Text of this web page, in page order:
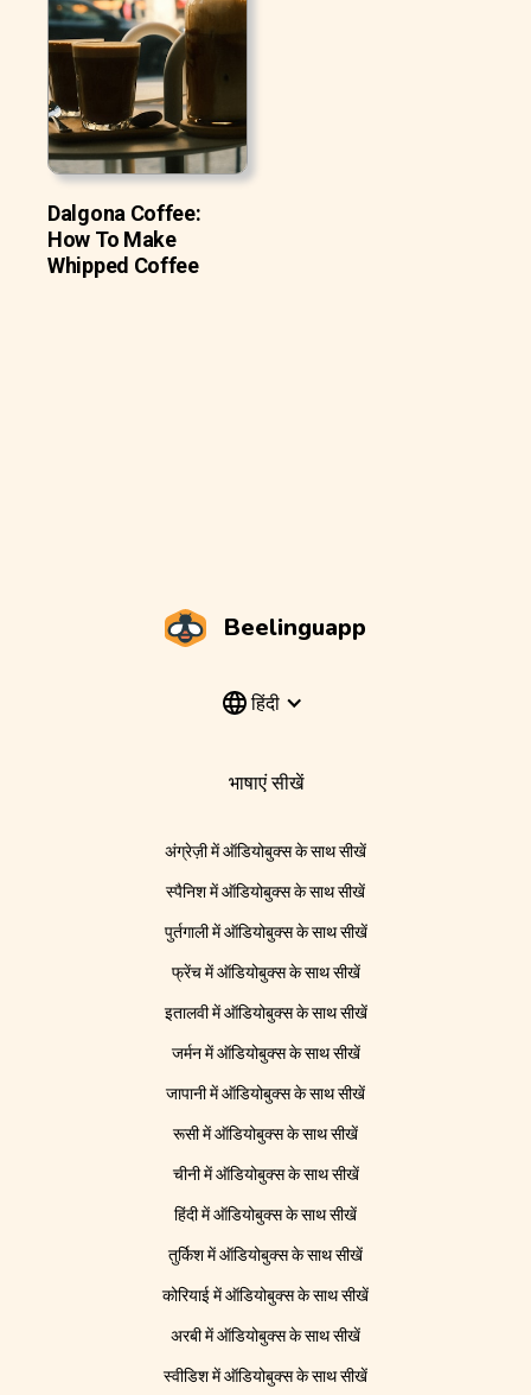
Dalgona Coffee:
How To Make
Whipped Coffee
Beelinguapp
हिंदी
भाषाएं सीखें
अंग्रेज़ी में ऑडियोबुक्स के साथ सीखें
स्पैनिश में ऑडियोबुक्स के साथ सीखें
पुर्तगाली में ऑडियोबुक्स के साथ सीखें
फ्रेंच में ऑडियोबुक्स के साथ सीखें
इतालवी में ऑडियोबुक्स के साथ सीखें
जर्मन में ऑडियोबुक्स के साथ सीखें
जापानी में ऑडियोबुक्स के साथ सीखें
रूसी में ऑडियोबुक्स के साथ सीखें
चीनी में ऑडियोबुक्स के साथ सीखें
हिंदी में ऑडियोबुक्स के साथ सीखें
तुर्किश में ऑडियोबुक्स के साथ सीखें
कोरियाई में ऑडियोबुक्स के साथ सीखें
अरबी में ऑडियोबुक्स के साथ सीखें
स्वीडिश में ऑडियोबुक्स के साथ सीखें